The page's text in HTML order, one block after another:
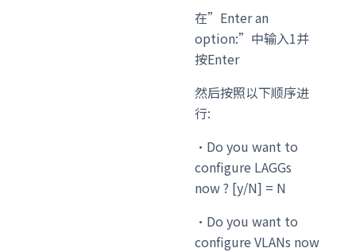
在”Enter an
option:”中输入1并
按Enter
然后按照以下顺序进
行:
・Do you want to
configure LAGGs
now ? [y/N] = N
・Do you want to
configure VLANs now